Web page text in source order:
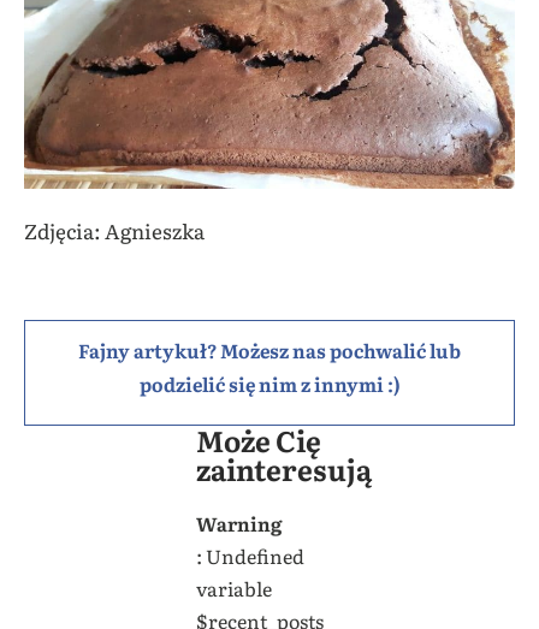
Zdjęcia: Agnieszka
Fajny artykuł? Możesz nas pochwalić lub
podzielić się nim z innymi :)
Może Cię
zainteresują
Warning
: Undefined
variable
$recent_posts